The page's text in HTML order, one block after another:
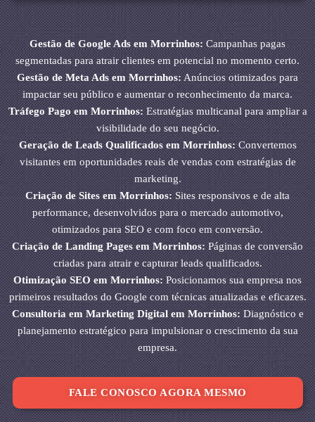
Gestão de Google Ads em Morrinhos:Campanhas pagas
segmentadas para atrair clientes em potencial no momento certo.
Gestão de Meta Ads em Morrinhos:Anúncios otimizados para
impactar seu público e aumentar o reconhecimento da marca.
Tráfego Pago em Morrinhos:Estratégias multicanal para ampliar a
visibilidade do seu negócio.
Geração de Leads Qualificados em Morrinhos:Convertemos
visitantes em oportunidades reais de vendas com estratégias de
marketing.
Criação de Sites em Morrinhos:Sites responsivos e de alta
performance, desenvolvidos para o mercado automotivo,
otimizados para SEO e com foco em conversão.
Criação de Landing Pages em Morrinhos:Páginas de conversão
criadas para atrair e capturar leads qualificados.
Otimização SEO em Morrinhos:Posicionamos sua empresa nos
primeiros resultados do Google com técnicas atualizadas e eficazes.
Consultoria em Marketing Digital em Morrinhos:Diagnóstico e
planejamento estratégico para impulsionar o crescimento da sua
empresa.
FALE CONOSCO AGORA MESMO